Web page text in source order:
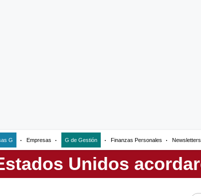
G Empresas G de Gestión Finanzas Personales Newsletters